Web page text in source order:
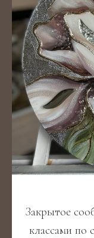
Закрытое
классами по